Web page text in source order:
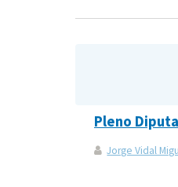
Pleno
Jorge Vidal